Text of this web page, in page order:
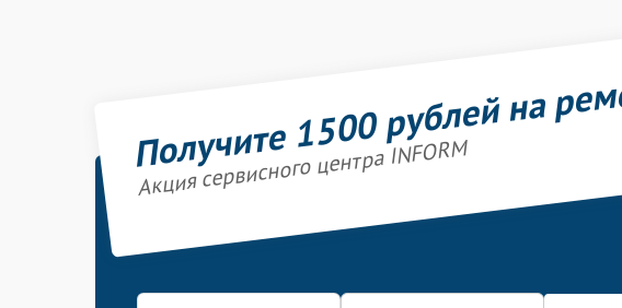
Получите 1500 рублей на
Акция сервисного центра INFORM